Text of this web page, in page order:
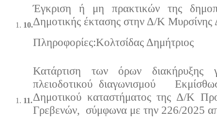
10.
Έγκριση ή μη πρακτικών της
Δημοτικής έκτασης στην Δ/Κ
Πληρoφορίες:Κολτσίδας Δημήτριος
11.
Κατάρτιση των όρων διακήρυξης
πλειοδοτικού διαγωνισμού
Δημοτικού καταστήματος της Δ/Κ
Γρεβενών, σύμφωνα με την 226/2025